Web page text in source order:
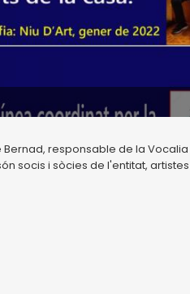
responsable de la
socis i sòcies de l'entitat,